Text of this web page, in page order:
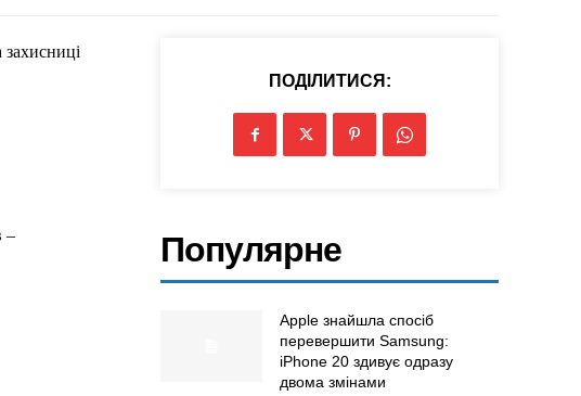
–
ПОДІЛИТИСЯ:
Популярне
Apple знайшла спосіб
перевершити Samsung:
iPhone 20 здивує одразу
двома змінами